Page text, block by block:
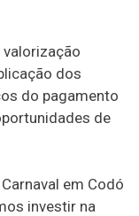
dos
do pagamento
de
em Codó
investir na